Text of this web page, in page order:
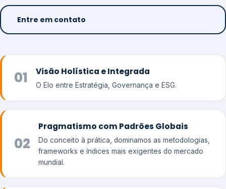
Entre em contato
01 Visão Holística e Integrada
O Elo entre Estratégia, Governança e ESG.
02
Pragmatismo com Padrões Globais
Do conceito à prática, dominamos as metodologias,
frameworks e índices mais exigentes do mercado
mundial.